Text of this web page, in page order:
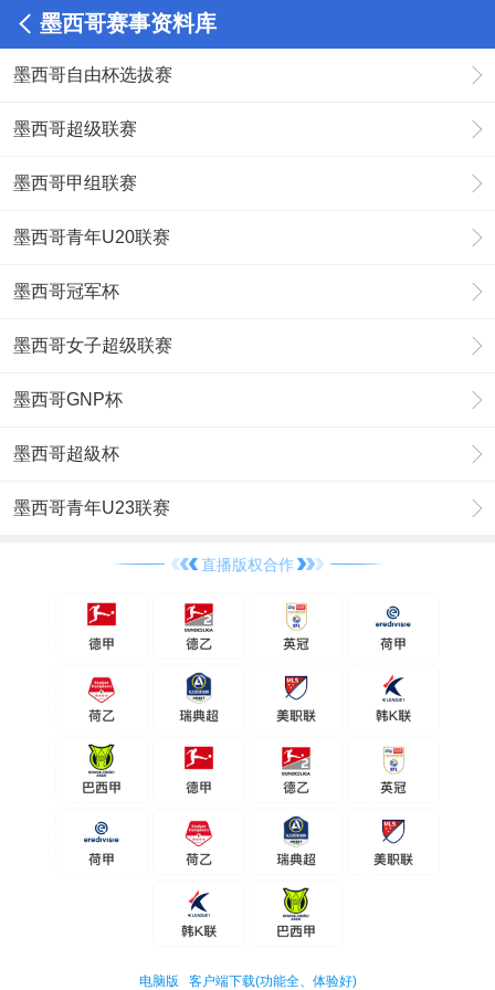
墨西哥赛事资料库
墨西哥自由杯选拔赛
墨西哥超级联赛
墨西哥甲组联赛
墨西哥青年U20联赛
墨西哥冠军杯
墨西哥女子超级联赛
墨西哥GNP杯
墨西哥超級杯
墨西哥青年U23联赛
直播版权合作
电脑版 客户端下载(功能全、体验好)